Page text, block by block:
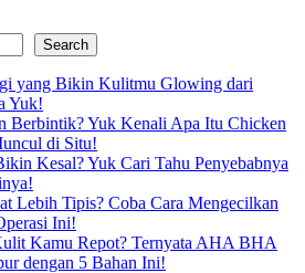
Search
yang Bikin Kulitmu Glowing dari
Yuk!
Berbintik? Yuk Kenali Apa Itu Chicken
di Situ!
Kesal? Yuk Cari Tahu Penyebabnya
Lebih Tipis? Coba Cara Mengecilkan
Ini!
Kamu Repot? Ternyata AHA BHA
dengan 5 Bahan Ini!